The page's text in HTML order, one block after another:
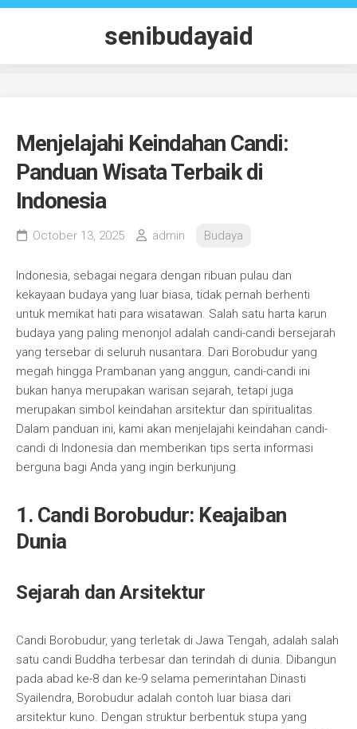
Skip
senibudayaid
Menjelajahi Keindahan Candi:
Panduan Wisata Terbaik di
Indonesia
October 13, 2025 admin Budaya
Indonesia, sebagai negara dengan ribuan pulau dan
kekayaan budaya yang luar biasa, tidak pernah berhenti
untuk memikat hati para wisatawan. Salah satu harta karun
budaya yang paling menonjol adalah candi-candi bersejarah
yang tersebar di seluruh nusantara. Dari Borobudur yang
megah hingga Prambanan yang anggun, candi-candi ini
bukan hanya merupakan warisan sejarah, tetapi juga
merupakan simbol keindahan arsitektur dan spiritualitas.
Dalam panduan ini, kami akan menjelajahi keindahan candi-
candi di Indonesia dan memberikan tips serta informasi
berguna bagi Anda yang ingin berkunjung.
1. Candi Borobudur: Keajaiban
Dunia
Sejarah dan Arsitektur
Candi Borobudur, yang terletak di Jawa Tengah, adalah salah
satu candi Buddha terbesar dan terindah di dunia. Dibangun
pada abad ke-8 dan ke-9 selama pemerintahan Dinasti
Syailendra, Borobudur adalah contoh luar biasa dari
arsitektur kuno. Dengan struktur berbentuk stupa yang